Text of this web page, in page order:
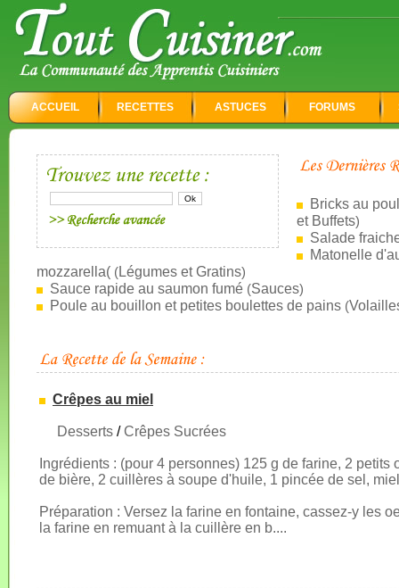
ACCUEIL RECETTES ASTUCES FORUMS
Bricks au
et Buffets)
Salade
Matonelle
mozzarella( (Légumes et Gratins)
Sauce rapide au saumon fumé (Sauces)
Poule au bouillon et petites boulettes de pains (
Crêpes au miel
Desserts /Crêpes Sucrées
Ingrédients : (pour 4 personnes) 125 g de farine, 2 petits
de bière, 2 cuillères à soupe d'huile, 1 pincée de sel,
Préparation : Versez la farine en fontaine, cassez-y les
la farine en remuant à la cuillère en b....